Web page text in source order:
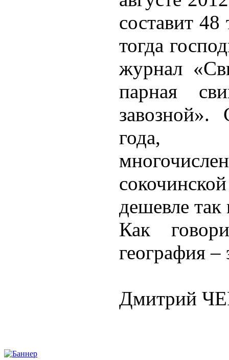
составит
тогда
журнал
парная
года,
дешевле так
Как
география –
Дмитрий